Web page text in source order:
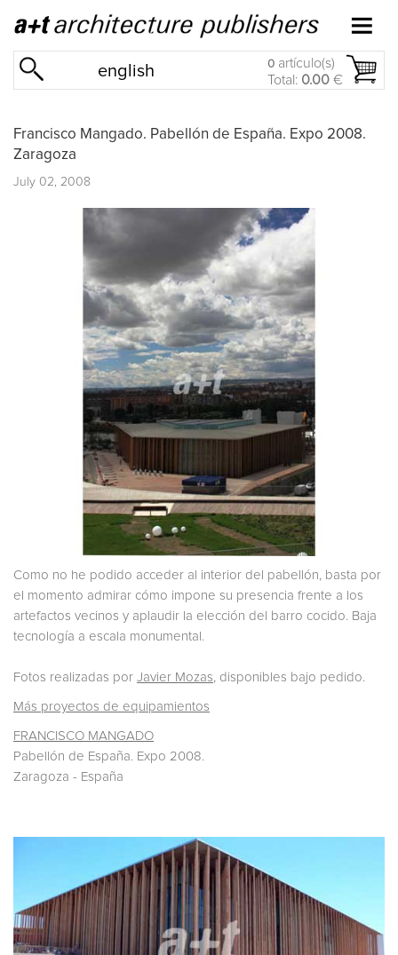
english 0 artículo(s)
Total: 0.00 €
Francisco Mangado. Pabellón de España. Expo 2008.
Zaragoza
July 02, 2008
Como no he podido acceder al interior del pabellón, basta por
el momento admirar cómo impone su presencia frente a los
artefactos vecinos y aplaudir la elección del barro cocido. Baja
tecnología a escala monumental.
Fotos realizadas por Javier Mozas , disponibles bajo pedido.
Más proyectos de equipamientos
FRANCISCO MANGADO
Pabellón de España. Expo 2008.
Zaragoza - España